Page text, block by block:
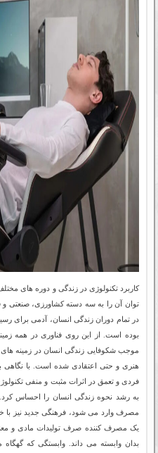
کاربرد تکنولوژی در زندگی و دوره های
توان آن را به سه دسته کشاورزی،
در تمام دوران زندگی انسان، آدمی برای
بوده است. از این روی فناوری در همه
موجب شکوفایی زندگی انسان در زمینه
هنری و حتی اعتقادی شده است. با نگاهی
فردی و تعمق در اثرات مثبت و منفی
به رشد نحوه زندگی انسان را احساس کرد.
مصرف وارد می شود، فرهنگی جدید نیز با
یک مصرف کننده صرف تولیدات مادی و
بدان وابسته می داند. وابستگی که